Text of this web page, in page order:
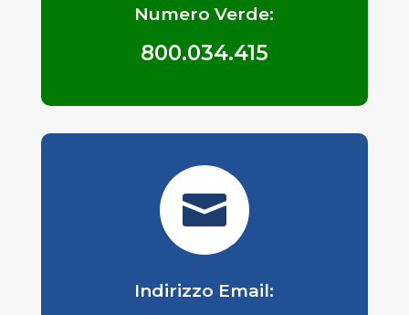
Numero Verde:
800.034.415

Indirizzo Email: